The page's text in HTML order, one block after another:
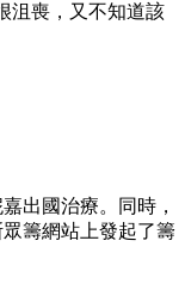
沮喪，又不知道該
出國治療。同時，
籌網站上發起了籌